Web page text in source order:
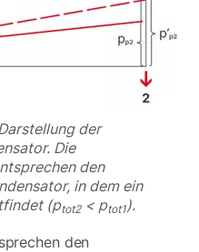
der
Die
den
in dem ein
(ptot2< ptot1).
den